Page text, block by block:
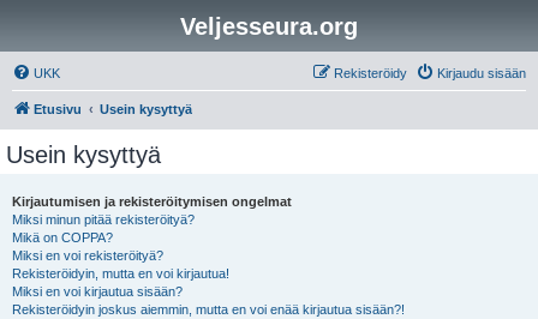
Veljesseura.org
UKK Kirjaudu sisään
Rekisteröidy
Etusivu Usein kysyttyä
Usein kysyttyä
Kirjautumisen ja rekisteröitymisen ongelmat
Miksi minun pitää rekisteröityä?
Mikä on COPPA?
Miksi en voi rekisteröityä?
Rekisteröidyin, mutta en voi kirjautua!
Miksi en voi kirjautua sisään?
Rekisteröidyin joskus aiemmin, mutta en voi enää kirjautua sisään?!